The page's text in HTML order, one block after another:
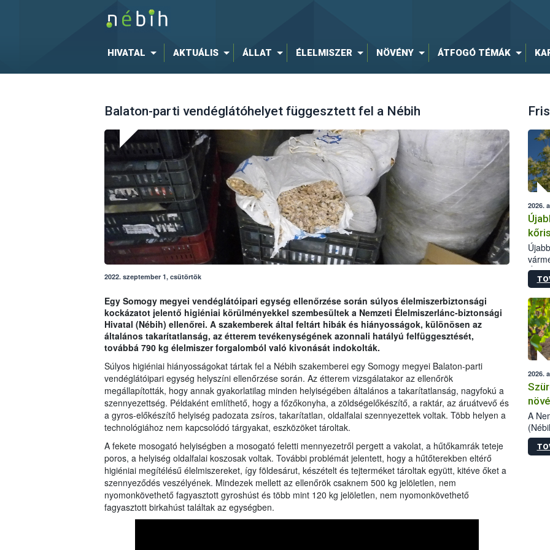
HIVATAL AKTUÁLIS ÁLLAT ÉLELMISZER NÖVÉNY ÁTFOGÓ TÉMÁK
Balaton-parti vendéglátóhelyet függesztett fel a Nébih
2022. szeptember 1, csütörtök
Egy Somogy megyei vendéglátóipari egység ellenőrzése során súlyos élelmiszerbiztonsági
kockázatot jelentő higiéniai körülményekkel szembesültek a Nemzeti Élelmiszerlánc-biztonsági
Hivatal (Nébih) ellenőrei. A szakemberek által feltárt hibák és hiányosságok, különösen az
általános takarítatlanság, az étterem tevékenységének azonnali hatályú felfüggesztését,
továbbá 790 kg élelmiszer forgalomból való kivonását indokolták.
Súlyos higiéniai hiányosságokat tártak fel a Nébih szakemberei egy Somogy megyei Balaton-parti
vendéglátóipari egység helyszíni ellenőrzése során. Az étterem vizsgálatakor az ellenőrök
megállapították, hogy annak gyakorlatilag minden helyiségében általános a takarítatlanság, nagyfokú a
szennyezettség. Példaként említhető, hogy a főzőkonyha, a zöldségelőkészítő, a raktár, az áruátvevő és
a gyros-előkészítő helyiség padozata zsíros, takarítatlan, oldalfalai szennyezettek voltak. Több helyen a
technológiához nem kapcsolódó tárgyakat, eszközöket tároltak.
A fekete mosogató helyiségben a mosogató feletti mennyezetről pergett a vakolat, a hűtőkamrák teteje
poros, a helyiség oldalfalai koszosak voltak. További problémát jelentett, hogy a hűtőterekben eltérő
higiéniai megítélésű élelmiszereket, így földesárut, készételt és tejterméket tároltak együtt, kitéve őket a
szennyeződés veszélyének. Mindezek mellett az ellenőrök csaknem 500 kg jelöletlen, nem
nyomonkövethető fagyasztott gyroshúst és több mint 120 kg jelöletlen, nem nyomonkövethető
fagyasztott birkahúst találtak az egységben.
2026.
2026.
A